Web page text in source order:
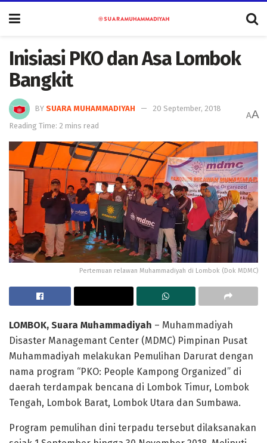
Inisiasi PKO dan Asa Lombok
Bangkit
BY SUARA MUHAMMADIYAH
20 September, 2018
Reading Time: 2 mins read
AA
Pertemuan relawan Muhammadiyah di Lombok (Dok MDMC)
LOMBOK, Suara Muhammadiyah – Muhammadiyah
Disaster Managemant Center (MDMC) Pimpinan Pusat
Muhammadiyah melakukan Pemulihan Darurat dengan
nama program “PKO: People Kampong Organized” di
daerah terdampak bencana di Lombok Timur, Lombok
Tengah, Lombok Barat, Lombok Utara dan Sumbawa.
Program pemulihan dini terpadu tersebut dilaksanakan